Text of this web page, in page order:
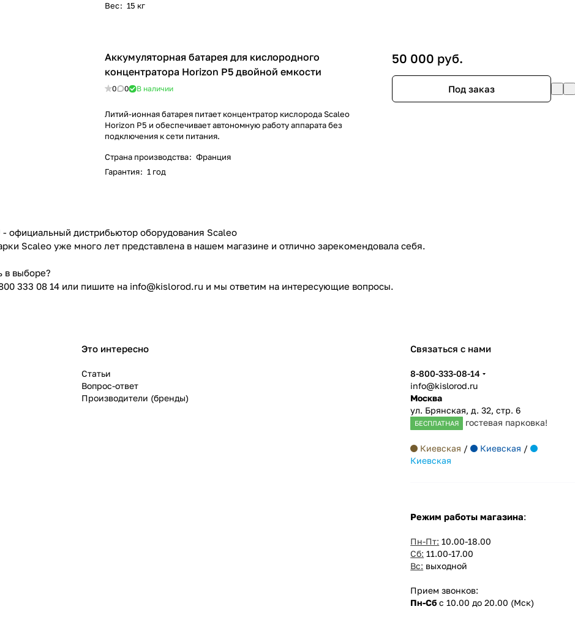
Вес: 15 кг
Аккумуляторная батарея для кислородного
концентратора Horizon P5 двойной емкости
0 0 В наличии
Литий-ионная батарея питает концентратор кислорода Scaleo
Horizon P5 и обеспечивает автономную работу аппарата без
подключения к сети питания.
Страна производства: Франция
Гарантия: 1 год
50 000 руб.
Под заказ
- официальный дистрибьютор оборудования Scaleo
Scaleo уже много лет представлена в нашем магазине и отлично зарекомендовала себя.
в выборе?
333 08 14 или пишите на info@kislorod.ru и мы ответим на интересующие вопросы.
Это интересно
Статьи
Вопрос-ответ
Производители (бренды)
Связаться с нами
8-800-333-08-14
info@kislorod.ru
Москва
ул. Брянская, д. 32, стр. 6
БЕСПЛАТНАЯ гостевая парковка!
Киевская / Киевская /
Киевская
Режим работы магазина:
Пн-Пт: 10.00-18.00
Сб: 11.00-17.00
Вс: выходной
Прием звонков:
Пн-Сб с 10.00 до 20.00 (Мск)